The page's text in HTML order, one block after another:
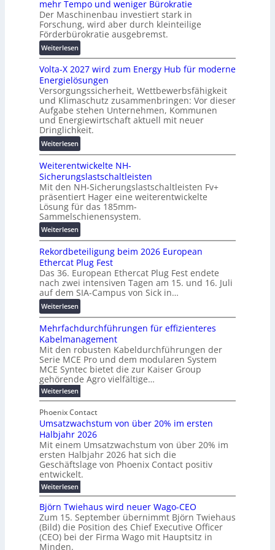
e
r
u
n
g
s
l
ö
s
u
n
g
e
n
s
c
h
u
t
z
u
n
d
d
i
g
i
t
a
l
e
T
r
a
n
s
p
a
r
e
n
z
mehr Tempo und weniger Bürokratie
Der Maschinenbau investiert stark in
Forschung, wird aber durch kleinteilige
Förderbürokratie ausgebremst.
Weiterlesen:
M
a
s
c
h
i
n
e
n
b
a
u
:
F
o
r
s
h
u
n
g
s
f
r
d
e
r
u
n
g
b
r
a
u
c
h
t
m
e
h
r
T
Volta-X 2027 wird zum Energy Hub für moderne
Energielösungen
Versorgungssicherheit, Wettbewerbsfähigkeit
und Klimaschutz zusammenbringen: Vor dieser
Aufgabe stehen Unternehmen, Kommunen
und Energiewirtschaft aktuell mit neuer
Dringlichkeit.
Weiterlesen:
V
o
l
t
a
-
X
2
0
2
7
w
i
r
d
z
u
m
E
n
e
r
g
u
f
ü
r
m
o
d
e
r
n
Weiterentwickelte NH-
Sicherungslastschaltleisten
Mit den NH-Sicherungslastschaltleisten Fv+
präsentiert Hager eine weiterentwickelte
Lösung für das 185mm-
Sammelschienensystem.
Weiterlesen:
W
e
i
t
e
r
e
n
t
w
i
c
k
e
l
e
N
H
-
S
i
c
h
e
r
u
n
Rekordbeteiligung beim 2026 European
Ethercat Plug Fest
Das 36. European Ethercat Plug Fest endete
nach zwei intensiven Tagen am 15. und 16. Juli
auf dem SIA-Campus von Sick in…
Weiterlesen:
R
e
k
o
r
d
b
e
e
i
l
i
g
u
n
g
b
e
i
m
Mehrfachdurchführungen für effizienteres
Kabelmanagement
Mit den robusten Kabeldurchführungen der
Serie MCE Pro und dem modularen System
MCE Syntec bietet die zur Kaiser Group
gehörende Agro vielfältige…
Weiterlesen:
M
h
r
f
a
c
h
d
u
r
c
f
ü
h
r
Phoenix Contact
Umsatzwachstum von über 20% im ersten
Halbjahr 2026
Mit einem Umsatzwachstum von über 20% im
ersten Halbjahr 2026 hat sich die
Geschäftslage von Phoenix Contact positiv
entwickelt.
Weiterlesen:
U
m
s
a
t
z
Björn Twiehaus wird neuer Wago-CEO
Zum 15. September übernimmt Björn Twiehaus
(Bild) die Position des Chief Executive Officer
(CEO) bei der Firma Wago mit Hauptsitz in
Minden.